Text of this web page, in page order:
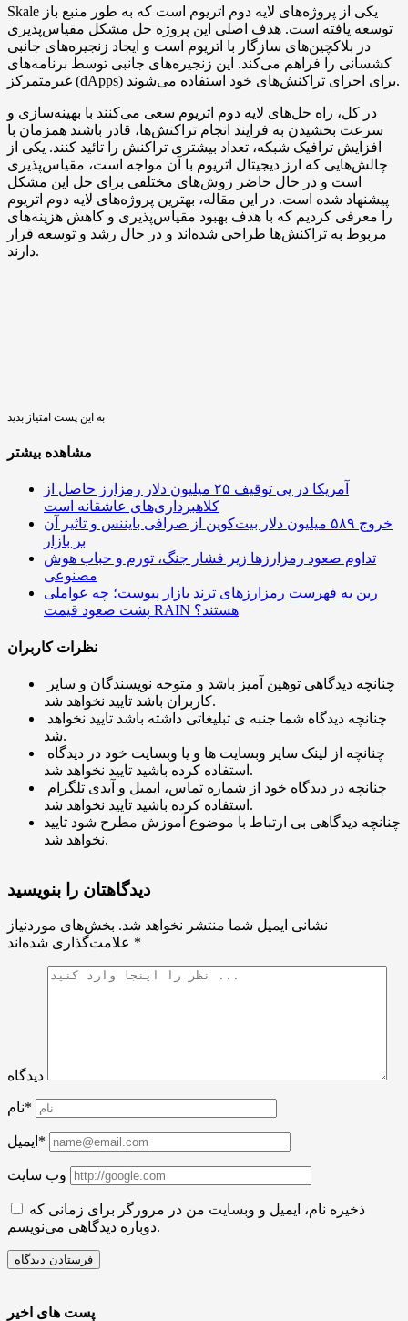
Skale یکی از پروژه‌های لایه دوم اتریوم است که به طور منبع باز
توسعه یافته است. هدف اصلی این پروژه حل مشکل مقیاس‌پذیری
در بلاکچین‌های سازگار با اتریوم است و ایجاد زنجیره‌های جانبی
کشسانی را فراهم می‌کند. این زنجیره‌های جانبی توسط برنامه‌های
غیرمتمرکز (dApps) برای اجرای تراکنش‌های خود استفاده می‌شوند.
در کل، راه حل‌های لایه دوم اتریوم سعی می‌کنند با بهینه‌سازی و
سرعت بخشیدن به فرایند انجام تراکنش‌ها، قادر باشند همزمان با
افزایش ترافیک شبکه، تعداد بیشتری تراکنش را تائید کنند. یکی از
چالش‌هایی که ارز دیجیتال اتریوم با آن مواجه است، مقیاس‌پذیری
است و در حال حاضر روش‌های مختلفی برای حل این مشکل
پیشنهاد شده است. در این مقاله، بهترین پروژه‌های لایه دوم اتریوم
را معرفی کردیم که با هدف بهبود مقیاس‌پذیری و کاهش هزینه‌های
مربوط به تراکنش‌ها طراحی شده‌اند و در حال رشد و توسعه قرار
دارند.
به این پست امتیاز بدید
مشاهده بیشتر
آمریکا در پی توقیف ۲۵ میلیون دلار رمزارز حاصل از
کلاهبرداری‌های عاشقانه است
خروج ۵۸۹ میلیون دلار بیت‌کوین از صرافی بایننس و تاثیر آن
بر بازار
تداوم صعود رمزارزها زیر فشار جنگ، تورم و حباب هوش
مصنوعی
رین به فهرست رمزارزهای ترند بازار پیوست؛ چه عواملی
پشت صعود قیمت RAIN هستند؟
نظرات کاربران
کاربران باشد تایید نخواهد شد.
شد.
استفاده کرده باشید تایید نخواهد شد.
استفاده کرده باشید تایید نخواهد شد.
چنانچه دیدگاهی بی ارتباط با موضوع آموزش مطرح شود تایید
نخواهد شد.
دیدگاهتان را بنویسید
نشانی ایمیل شما منتشر نخواهد شد. بخش‌های موردنیاز
*
دیدگاه
نام*
ایمیل*
وب سایت
ذخیره نام، ایمیل و وبسایت من در مرورگر برای زمانی که
دوباره دیدگاهی می‌نویسم.
پست های اخیر